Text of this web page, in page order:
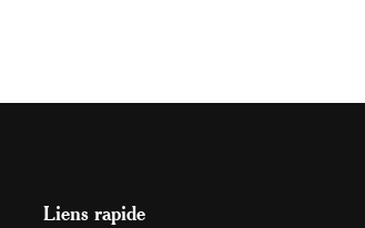
Liens rapide